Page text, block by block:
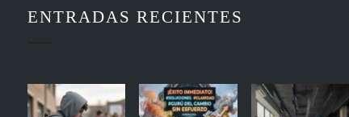
ENTRADAS RECIENTES